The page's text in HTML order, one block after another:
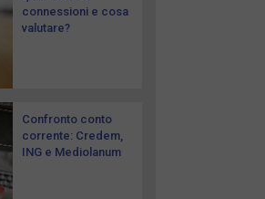
connessioni e cosa
valutare?
Confronto conto
corrente: Credem,
ING e Mediolanum